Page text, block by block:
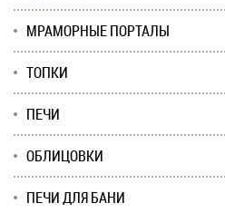
МРАМОРНЫЕ ПОРТАЛЫ
ТОПКИ
ПЕЧИ
ОБЛИЦОВКИ
ПЕЧИ ДЛЯ БАНИ